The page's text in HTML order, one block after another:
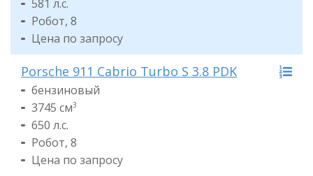
581 л.с.
Робот, 8
Цена по запросу
Porsche 911 Cabrio Turbo S 3.8 PDK
бензиновый
3745 см3
650 л.с.
Робот, 8
Цена по запросу